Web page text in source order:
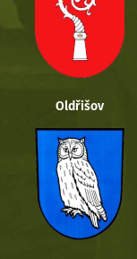
Oldřišov